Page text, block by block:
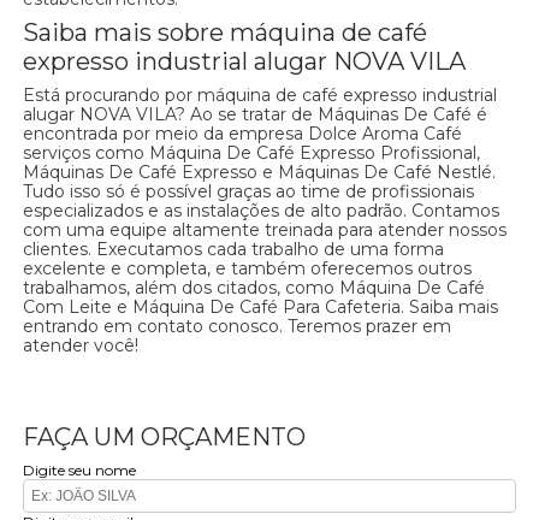
Saiba mais sobre máquina de café
expresso industrial alugar NOVA VILA
Está procurando por máquina de café expresso industrial
alugar NOVA VILA? Ao se tratar de Máquinas De Café é
encontrada por meio da empresa Dolce Aroma Café
serviços como Máquina De Café Expresso Profissional,
Máquinas De Café Expresso e Máquinas De Café Nestlé.
Tudo isso só é possível graças ao time de profissionais
especializados e as instalações de alto padrão. Contamos
com uma equipe altamente treinada para atender nossos
clientes. Executamos cada trabalho de uma forma
excelente e completa, e também oferecemos outros
trabalhamos, além dos citados, como Máquina De Café
Com Leite e Máquina De Café Para Cafeteria. Saiba mais
entrando em contato conosco. Teremos prazer em
atender você!
FAÇA UM ORÇAMENTO
Digite seu nome